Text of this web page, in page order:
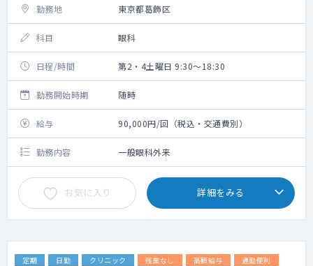
勤務地 東京都葛飾区
科目 眼科
日程/時間 第2・4土曜日 9:30～18:30
勤務開始時期 随時
給与 90,000円/回（税込・交通費別）
勤務内容 一般眼科外来
お気に入り 詳細をみる
定期 日勤 クリニック 残業なし 高額給与
通勤便利